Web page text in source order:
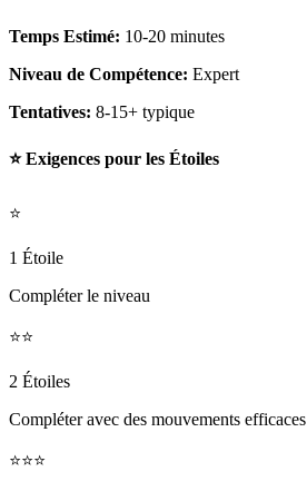
Temps Estimé: 10-20 minutes
Niveau de Compétence: Expert
Tentatives: 8-15+ typique
⭐ Exigences pour les Étoiles
⭐
1 Étoile
Compléter le niveau
⭐⭐
2 Étoiles
Compléter avec des mouvements efficaces
⭐⭐⭐